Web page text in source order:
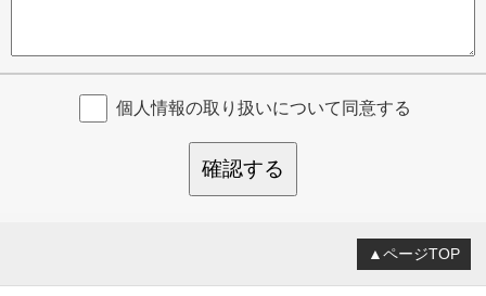
個人情報の取り扱いについて同意する
確認する
▲ページTOP